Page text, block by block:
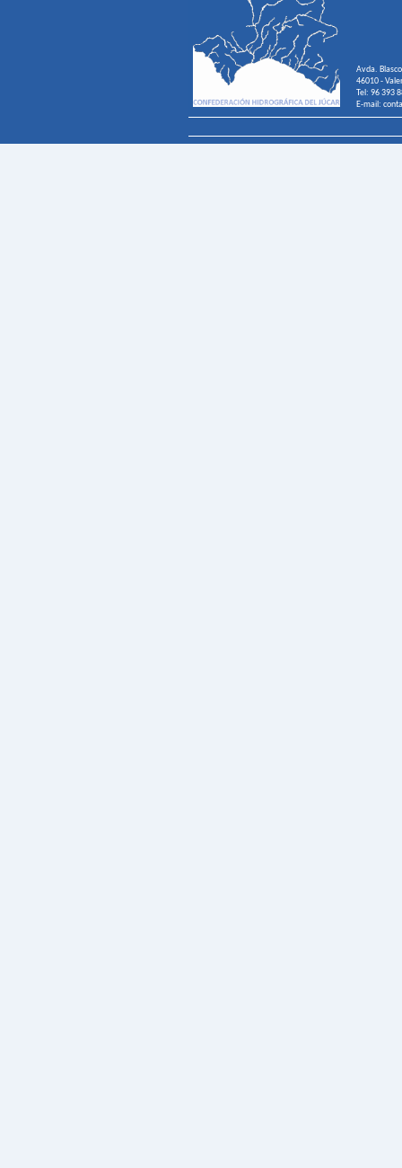
Avda.
46010 -
Tel: 96 393
E-mail: